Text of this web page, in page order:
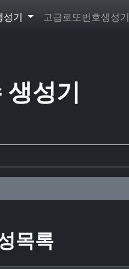
성기 고급로또번호생성기
성기
목록